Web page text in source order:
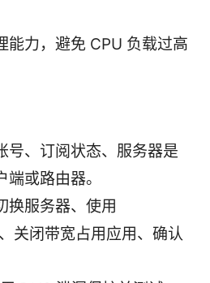
能力，避免 CPU 负载过高
号、订阅状态、服务器是
或路由器。
换服务器、使用
关闭带宽占用应用、确认